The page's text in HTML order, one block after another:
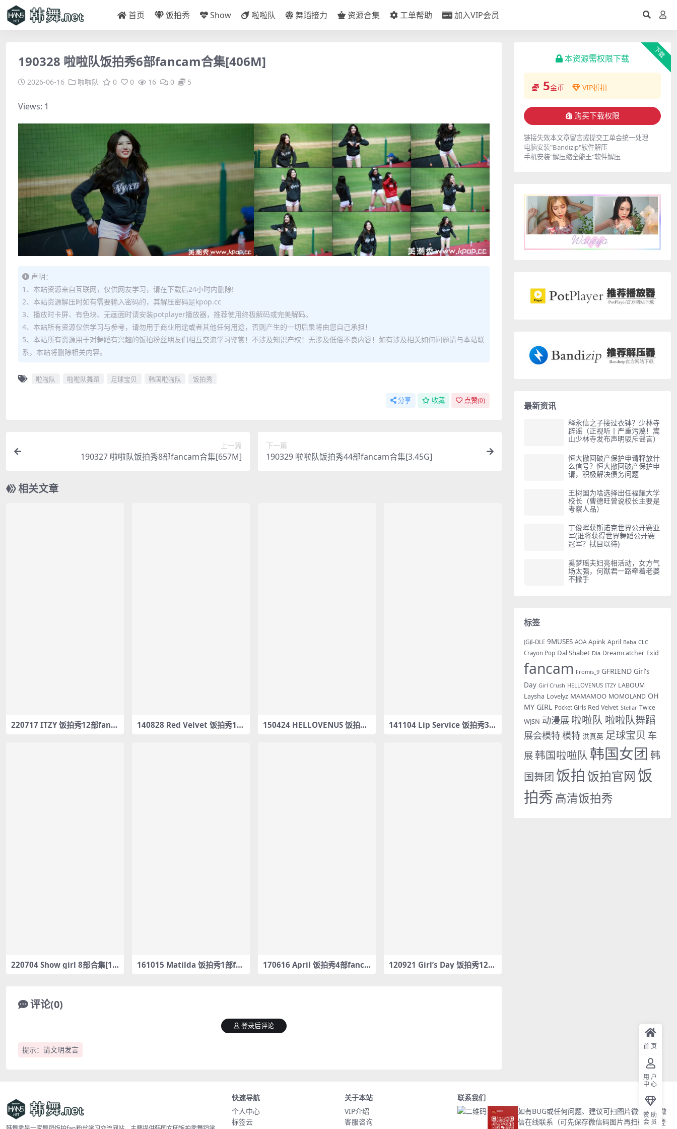
首页 饭拍秀 Show 啦啦队 舞蹈接力 资源合集 工单帮助 加入VIP会员
190328 啦啦队饭拍秀6部fancam合集[406M]
2026-06-16 啦啦队 0 0 16 0 5
Views: 1
声明：
1、本站资源来自互联网，仅供网友学习，请在下载后24小时内删除!
2、本站资源解压时如有需要输入密码的，其解压密码是kpop.cc
3、播放时卡屏、有色块、无画面时请安装potplayer播放器，推荐使用终极解码或完美解码。
4、本站所有资源仅供学习与参考，请勿用于商业用途或者其他任何用途，否则产生的一切后果将由您自己承担！
5、本站所有资源用于对舞蹈有兴趣的饭拍粉丝朋友们相互交流学习鉴赏！不涉及知识产权！无涉及低俗不良内容！如有涉及相关如何问题请与本站联
系，本站将删除相关内容。
啦啦队 啦啦队舞蹈 足球宝贝 韩国啦啦队 饭拍秀
分享 收藏 点赞(0)
上一篇
190327 啦啦队饭拍秀8部fancam合集[657M]
下一篇
190329 啦啦队饭拍秀44部fancam合集[3.45G]
相关文章
220717 ITZY 饭拍秀12部fanc
140828 Red Velvet 饭拍秀1部
150424 HELLOVENUS 饭拍秀
141104 Lip Service 饭拍秀3部
220704 Show girl 8部合集[1.9
161015 Matilda 饭拍秀1部fa
170616 April 饭拍秀4部fanca
120921 Girl’s Day 饭拍秀12部
评论(0)
提示：请文明发言
登录后评论
下载
本资源需权限下载
5金币 VIP折扣
购买下载权限
链接失效本文章留言或提交工单会统一处理
电脑安装"Bandizip"软件解压
手机安装"解压缩全能王"软件解压
最新资讯
释永信之子接过衣钵？少林寺
辟谣（正视听丨严重污蔑！嵩
山少林寺发布声明驳斥谣言）
恒大撤回破产保护申请释放什
么信号？恒大撤回破产保护申
请，积极解决债务问题
王树国为啥选择出任福耀大学
校长（曹德旺曾说校长主要是
考察人品）
丁俊晖获斯诺克世界公开赛亚
军(谁将获得世界舞蹈公开赛
冠军？拭目以待)
奚梦瑶夫妇亮相活动，女方气
场太强，何猷君一路牵着老婆
不撒手
标签
(G)I-DLE 9MUSES AOA Apink April Baba CLC
Crayon Pop Dal Shabet Dia Dreamcatcher Exid
fancam Fromis_9 GFRIEND Girl's
Day Girl Crush HELLOVENUS ITZY LABOUM
Laysha Lovelyz MAMAMOO MOMOLAND OH
MY GIRL Pocket Girls Red Velvet Stellar Twice
WJSN 动漫展 啦啦队 啦啦队舞蹈
展会模特模特 洪真英 足球宝贝 车
展韩国啦啦队 韩国女团 韩
国舞团 饭拍饭拍官网 饭
拍秀高清饭拍秀
快速导航
个人中心
标签云
关于本站
VIP介绍
客服咨询
联系我们
如有BUG或任何问题、建议可扫图片微信码加微
信在线联系（可先保存微信码图片再扫码）或登
首页
用户
中心
赞助
会员